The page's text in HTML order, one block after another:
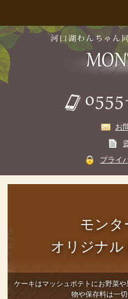
お
プライ
モンタ
オリジナル
ケーキはマッシュポテトにお野菜
物や保存料は一切